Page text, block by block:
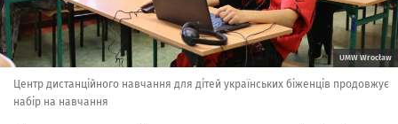
UMW Wrocław
Центр дистанційного навчання для дітей українських біженців продовжує
набір на навчання